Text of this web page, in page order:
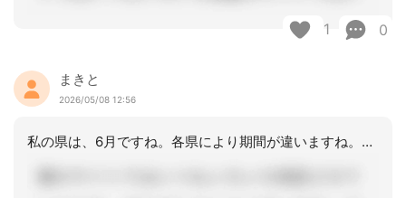
1 0
まきと
2026/05/08 12:56
私の県は、6月ですね。各県により期間が違いますね。であれば、他の県で受講できれば